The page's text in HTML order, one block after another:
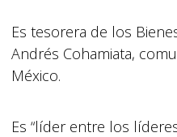
Es tesorera de los
Andrés Cohamiata,
México.
Es “líder entre los